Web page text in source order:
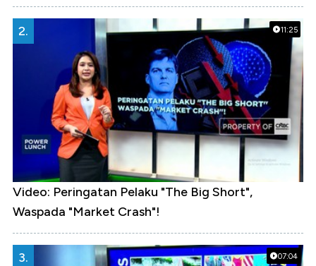
11:25
2.
Video: Peringatan Pelaku "The Big Short",
Waspada "Market Crash"!
07:04
3.